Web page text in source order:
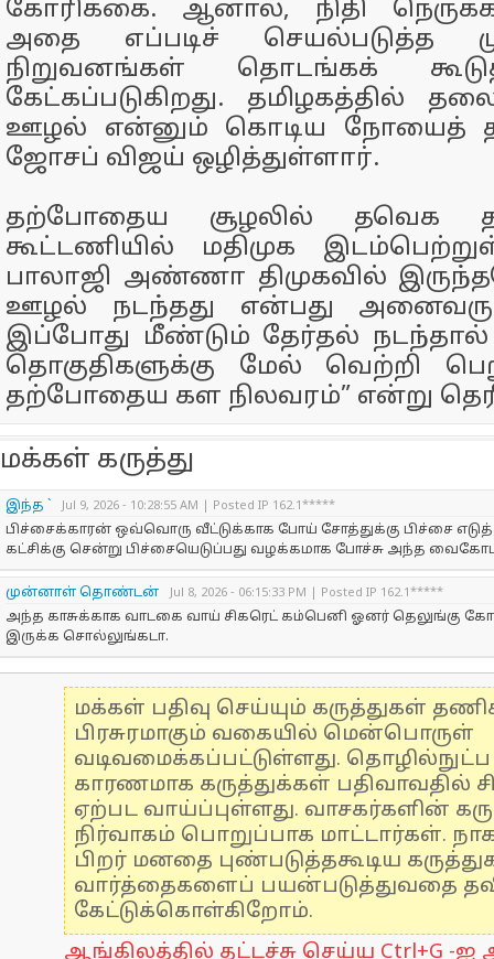
கோரிக்கை. ஆனால், நிதி
அதை எப்படிச் செயல்படுத்த
நிறுவனங்கள் தொடங்கக்
கேட்கப்படுகிறது. தமிழகத்தில்
ஊழல் என்னும் கொடிய நோயைத்
ஜோசப் விஜய் ஒழித்துள்ளார்.
தற்போதைய சூழலில் தவெக
கூட்டணியில் மதிமுக
பாலாஜி அண்ணா திமுகவில்
ஊழல் நடந்தது என்பது
இப்போது மீண்டும் தேர்தல் நடந்தால்
தொகுதிகளுக்கு மேல் வெற்றி
தற்போதைய கள நிலவரம்” என்று
மக்கள் கருத்து
இந்த `
Jul 9, 2026 - 10:28:55 AM | Posted IP 162.1*****
பிச்சைக்காரன் ஒவ்வொரு வீட்டுக்காக போய் சோத்துக்கு பிச்சை
கட்சிக்கு சென்று பிச்சையெடுப்பது வழக்கமாக போச்சு அந்த
முன்னாள் தொண்டன்
Jul 8, 2026 - 06:15:33 PM | Posted IP 162.1*****
அந்த காசுக்காக வாடகை வாய் சிகரெட் கம்பெனி ஓனர் தெலுங்கு
இருக்க சொல்லுங்கடா.
மக்கள் பதிவு செய்யும் கருத்துகள்
பிரசுரமாகும் வகையில் மென்பொருள்
வடிவமைக்கப்பட்டுள்ளது.
காரணமாக கருத்துக்கள் பதிவாவதில்
ஏற்பட வாய்ப்புள்ளது. வாசகர்களின்
நிர்வாகம் பொறுப்பாக மாட்டார்கள்.
பிறர் மனதை புண்படுத்தகூடிய
வார்த்தைகளைப் பயன்படுத்துவதை
கேட்டுக்கொள்கிறோம்.
ஆங்கிலத்தில் தட்டச்சு செய்ய Ctrl+G -ஐ